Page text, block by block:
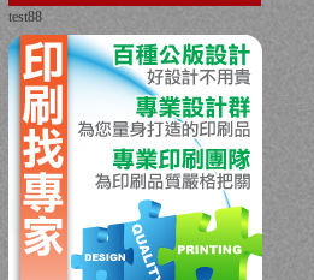
test88